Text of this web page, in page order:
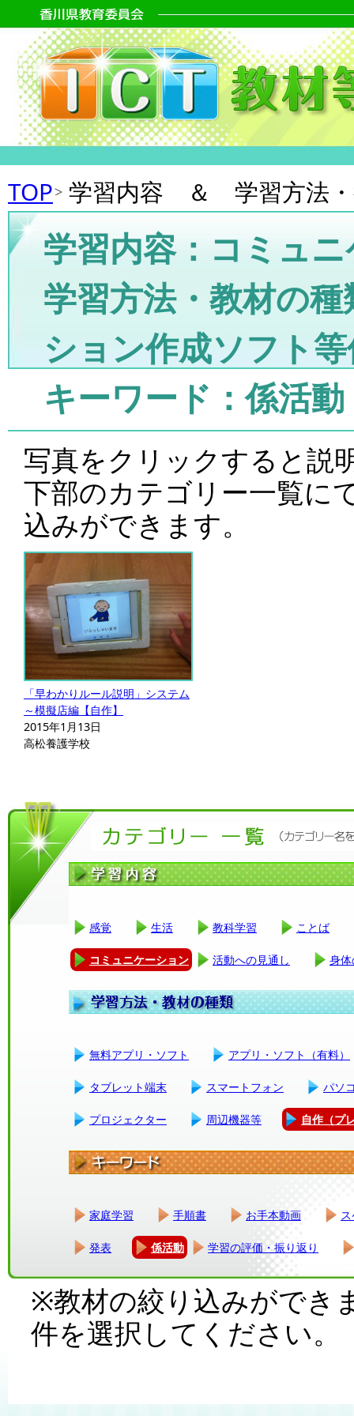
TOP 学習内容 ＆ 学習方法
学習内容：コミュ
学習方法・教材の
ション作成ソフト
キーワード：係活動
写真をクリックすると説
下部のカテゴリー一覧に
込みができます。
「早わかりルール説明」システム
～模擬店編【自作】
2015年1月13日
高松養護学校
感覚 生活 教科学習 ことば
コミュニケーション 活動への見通し 身
無料アプリ・ソフト アプリ・ソフト（有料）
タブレット端末 スマートフォン パソ
プロジェクター 周辺機器等 自作（プ
家庭学習 手順書 お手本動画
発表 係活動 学習の評価・振り返り
※教材の絞り込みができ
件を選択してください。